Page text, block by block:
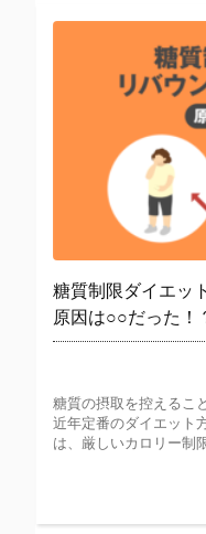
糖質制限ダイエッ
原因は○○だった！
糖質の摂取を控えるこ
近年定番のダイエット
は、厳しいカロリー制